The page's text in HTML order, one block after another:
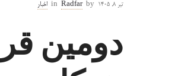
تیر ۸, ۱۴۰۵ by
Radfar
in اخبار
دومین